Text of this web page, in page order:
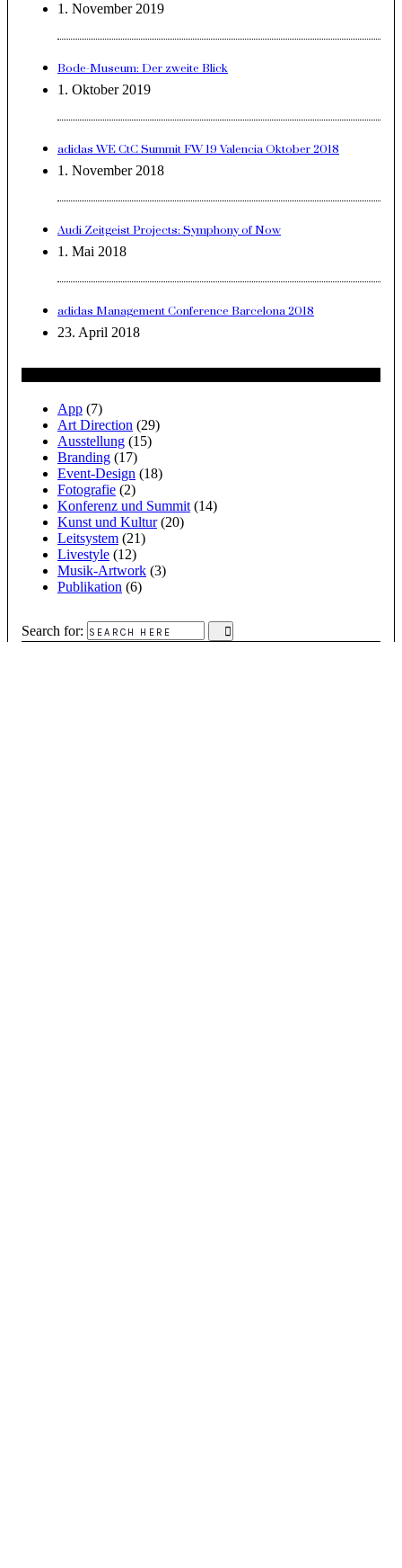
1. November 2019
Bode-Museum: Der zweite Blick
1. Oktober 2019
adidas WE CtC Summit FW 19 Valencia Oktober 2018
1. November 2018
Audi Zeitgeist Projects: Symphony of Now
1. Mai 2018
adidas Management Conference Barcelona 2018
23. April 2018
App (7)
Art Direction (29)
Ausstellung (15)
Branding (17)
Event-Design (18)
Fotografie (2)
Konferenz und Summit (14)
Kunst und Kultur(20)
Leitsystem (21)
Livestyle (12)
Musik-Artwork (3)
Publikation (6)
Search for: